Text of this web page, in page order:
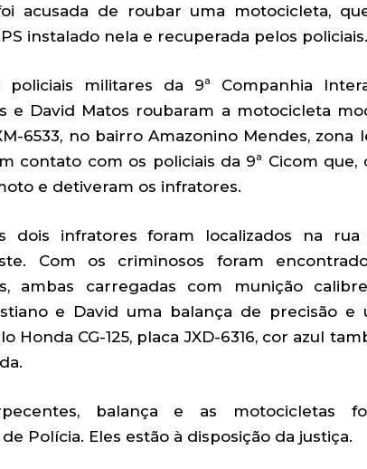
acusada de roubar uma motocicleta,
instalado nela e recuperada pelos policiais.
militares da 9ª Companhia
e David Matos roubaram a motocicleta
6533, no bairro Amazonino Mendes, zona
contato com os policiais da 9ª Cicom que,
e detiveram os infratores.
dois infratores foram localizados na rua
Com os criminosos foram
ambas carregadas com munição
e David uma balança de precisão e
CG-125, placa JXD-6316, cor azul
balança e as motocicletas
Polícia. Eles estão à disposição da justiça.